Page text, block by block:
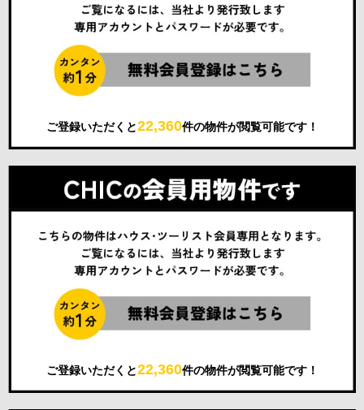
ご登録いただくと22,360件の物件が閲覧可能です！
ご登録いただくと22,360件の物件が閲覧可能です！